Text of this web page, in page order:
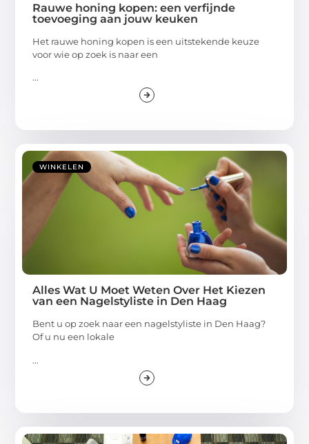
Rauwe honing kopen: een verfijnde
toevoeging aan jouw keuken
Het rauwe honing kopen is een uitstekende keuze
voor wie op zoek is naar een
...
WINKELEN
Alles Wat U Moet Weten Over Het Kiezen
van een Nagelstyliste in Den Haag
Bent u op zoek naar een nagelstyliste in Den Haag?
Of u nu een lokale
...